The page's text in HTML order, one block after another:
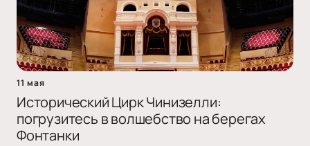
11 мая
Исторический Цирк Чинизелли:
погрузитесь в волшебство на берегах
Фонтанки